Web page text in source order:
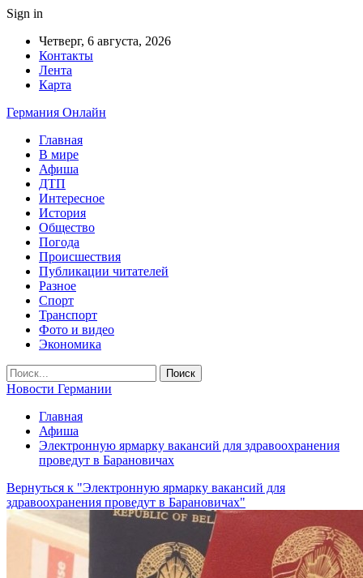
Sign in
Четверг, 6 августа, 2026
Контакты
Лента
Карта
Германия Онлайн
Главная
В мире
Афиша
ДТП
Интересное
История
Общество
Погода
Происшествия
Публикации читателей
Разное
Спорт
Транспорт
Фото и видео
Экономика
Новости Германии
Главная
Афиша
Электронную ярмарку вакансий для здравоохранения
проведут в Барановичах
Вернуться к "Электронную ярмарку вакансий для
здравоохранения проведут в Барановичах"